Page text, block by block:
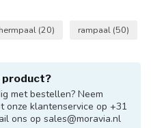
(20) rampaal (50)
product?
met bestellen? Neem
onze klantenservice op +31
ons op sales@moravia.nl